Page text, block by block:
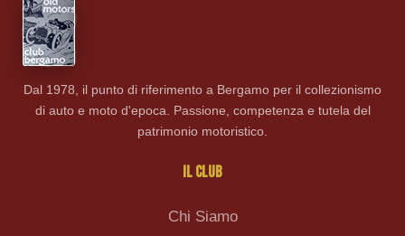
Dal 1978, il punto di riferimento a Bergamo per il collezionismo
di auto e moto d'epoca. Passione, competenza e tutela del
patrimonio motoristico.
IL CLUB
Chi Siamo